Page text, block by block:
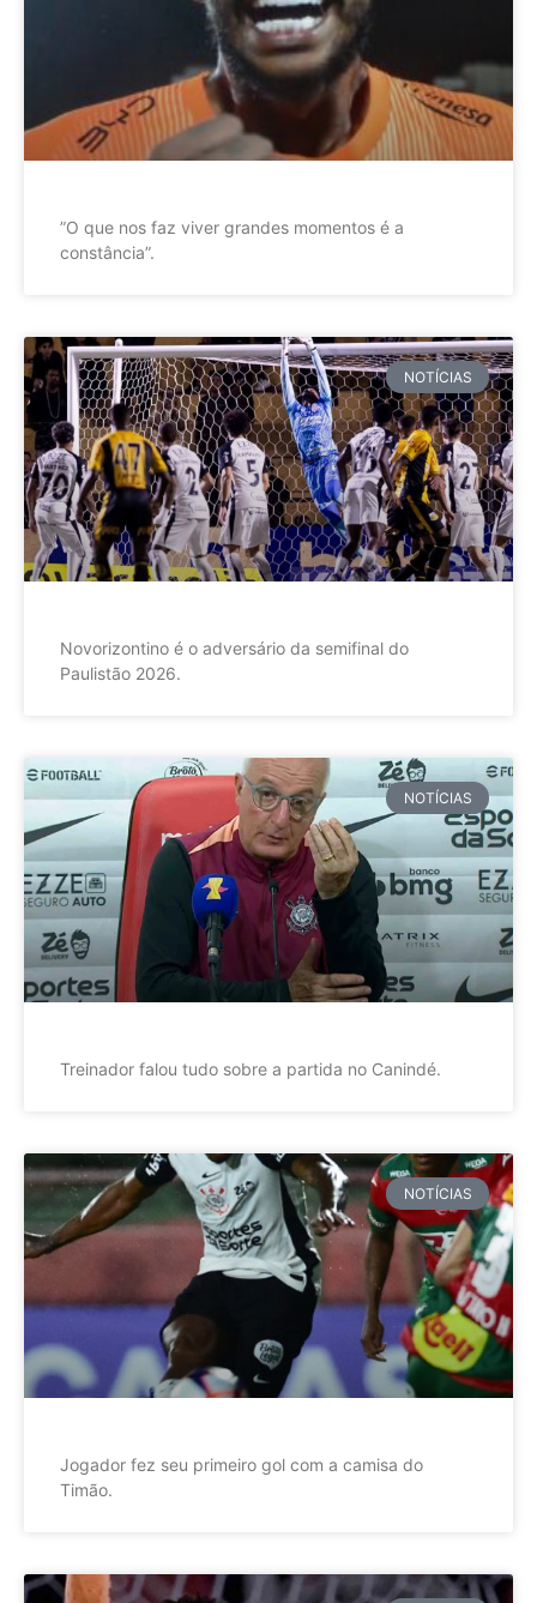
”O que nos faz viver grandes momentos é a
constância”.
NOTÍCIAS
Novorizontino é o adversário da semifinal do
Paulistão 2026.
NOTÍCIAS
Treinador falou tudo sobre a partida no Canindé.
NOTÍCIAS
Jogador fez seu primeiro gol com a camisa do
Timão.